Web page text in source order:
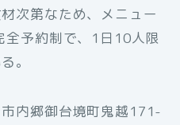
次第なため、メニュー
全予約制で、1日10人限
。
市内郷御台境町鬼越171-